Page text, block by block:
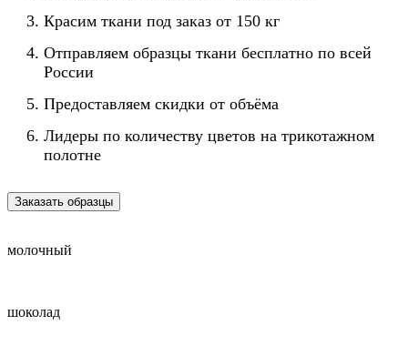
Красим ткани под заказ от 150 кг
Отправляем образцы ткани бесплатно по всей
России
Предоставляем скидки от объёма
Лидеры по количеству цветов на трикотажном
полотне
Заказать образцы
молочный
шоколад